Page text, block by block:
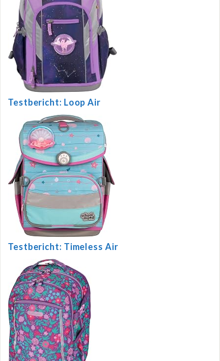
Testbericht: Loop Air
Testbericht: Timeless Air